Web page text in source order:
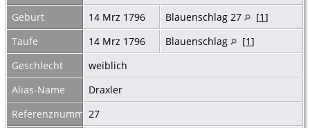
Geburt
14 Mrz 1796 Blauenschlag 27 [1]
Taufe
14 Mrz 1796 Blauenschlag [1]
Geschlecht
weiblich
Alias-Name
Draxler
Referenznummer27